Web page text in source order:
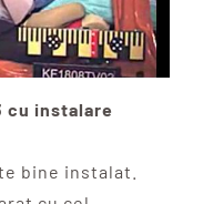
cu instalare
bine instalat.